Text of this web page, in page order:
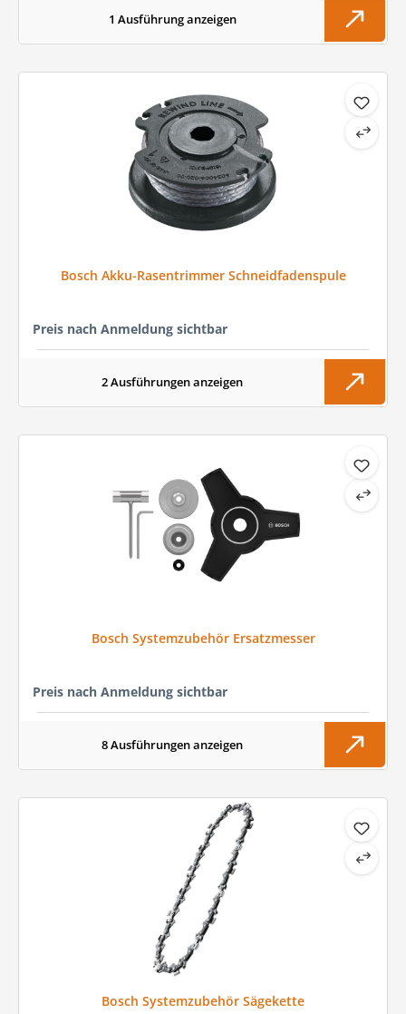
1 Ausführung anzeigen
Bosch Akku-Rasentrimmer Schneidfadenspule
Preis nach Anmeldung sichtbar
2 Ausführungen anzeigen
Bosch Systemzubehör Ersatzmesser
Preis nach Anmeldung sichtbar
8 Ausführungen anzeigen
Bosch Systemzubehör Sägekette